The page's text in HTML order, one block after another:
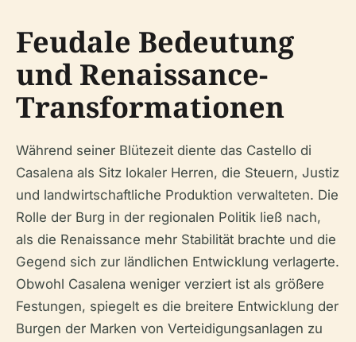
Feudale Bedeutung
und Renaissance-
Transformationen
Während seiner Blütezeit diente das Castello di
Casalena als Sitz lokaler Herren, die Steuern, Justiz
und landwirtschaftliche Produktion verwalteten. Die
Rolle der Burg in der regionalen Politik ließ nach,
als die Renaissance mehr Stabilität brachte und die
Gegend sich zur ländlichen Entwicklung verlagerte.
Obwohl Casalena weniger verziert ist als größere
Festungen, spiegelt es die breitere Entwicklung der
Burgen der Marken von Verteidigungsanlagen zu